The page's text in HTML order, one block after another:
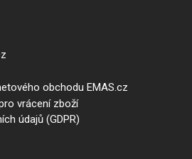
obchodu EMAS.cz
vrácení zboží
údajů (GDPR)